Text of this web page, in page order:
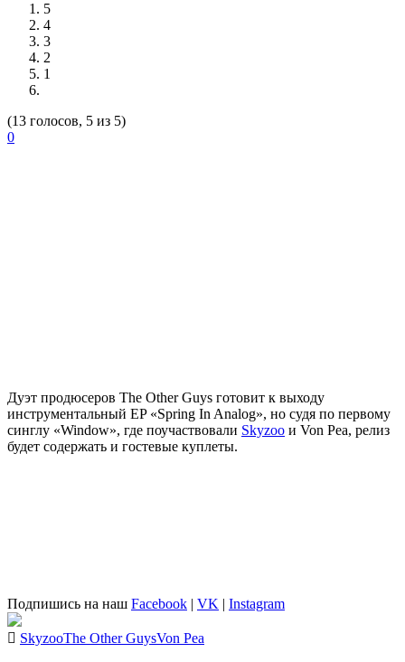
5
4
3
2
1
(13 голосов, 5 из 5)
0
Дуэт продюсеров The Other Guys готовит к выходу
инструментальный EP «Spring In Analog», но судя по первому
синглу «Window», где поучаствовали Skyzoo и Von Pea, релиз
будет содержать и гостевые куплеты.
Подпишись на наш Facebook | VK | Instagram
SkyzooThe Other GuysVon Pea